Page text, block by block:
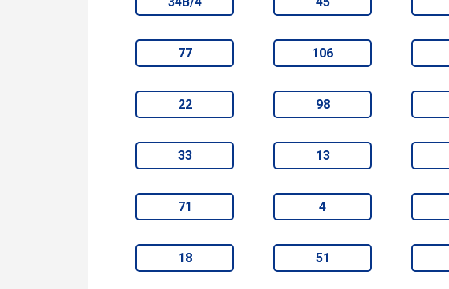
77 106
22 98
33 13
71 4
18 51